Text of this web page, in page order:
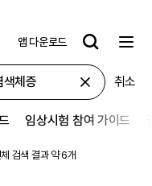
앱 다운로드
취소
임상시험 참여 가이드
체 검색 결과 약6개